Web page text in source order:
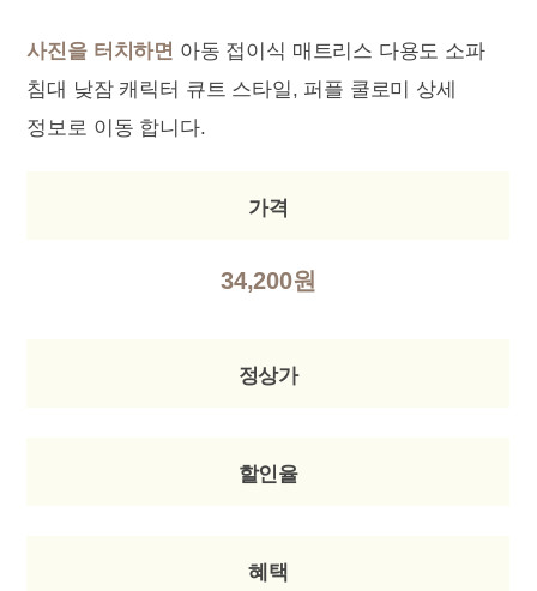
사진을 터치하면 아동 접이식 매트리스 다용도 소파
침대 낮잠 캐릭터 큐트 스타일, 퍼플 쿨로미 상세
정보로 이동 합니다.
가격
34,200원
정상가
할인율
혜택